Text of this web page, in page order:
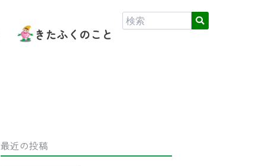
きたふくのこと
最近の投稿